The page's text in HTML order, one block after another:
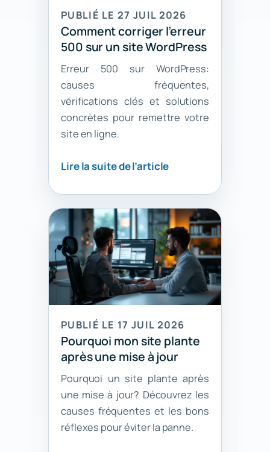
PUBLIÉ LE 27 JUIL 2026
Comment corriger l’erreur
500 sur un site WordPress
Erreur 500 sur WordPress:
causes fréquentes,
vérifications clés et solutions
concrètes pour remettre votre
site en ligne.
Lire la suite de l’article
PUBLIÉ LE 17 JUIL 2026
Pourquoi mon site plante
après une mise à jour
Pourquoi un site plante après
une mise à jour? Découvrez les
causes fréquentes et les bons
réflexes pour éviter la panne.